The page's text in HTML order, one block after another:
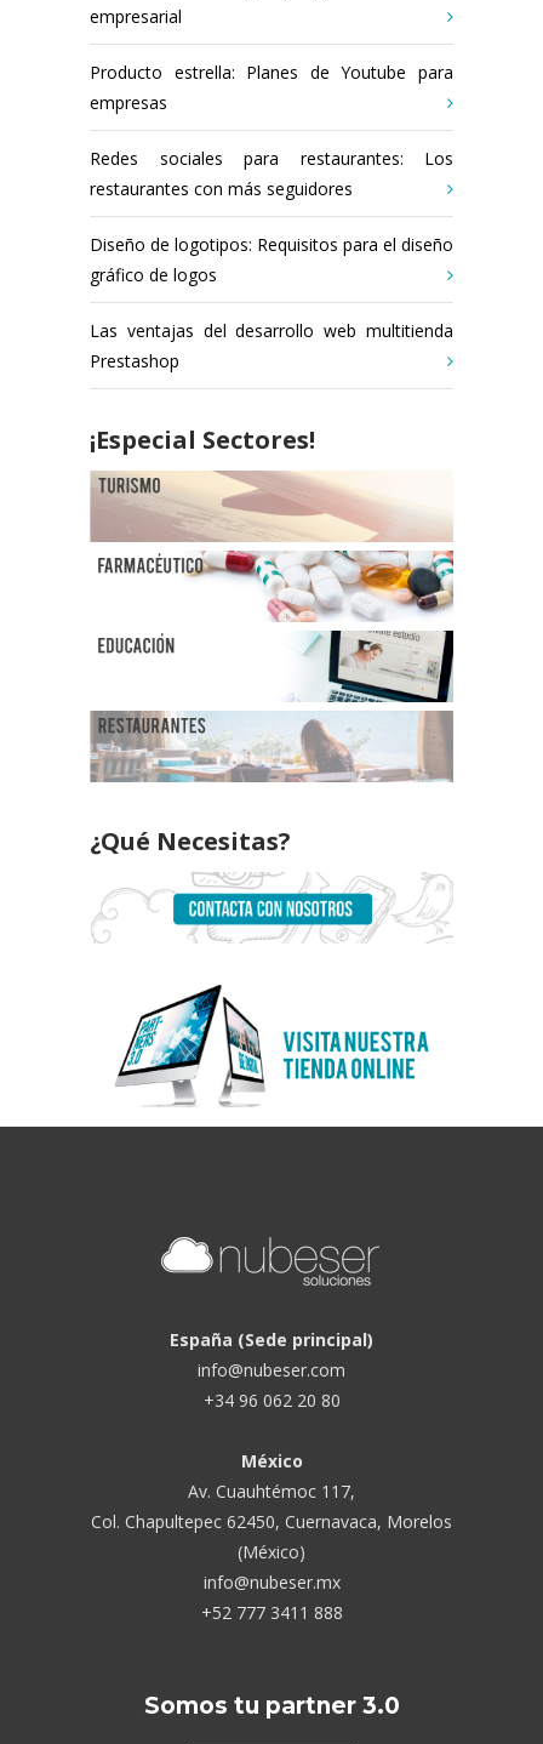
empresarial
Producto estrella: Planes de Youtube para
empresas
Redes sociales para restaurantes: Los
restaurantes con más seguidores
Diseño de logotipos: Requisitos para el diseño
gráfico de logos
Las ventajas del desarrollo web multitienda
Prestashop
¡Especial Sectores!
¿Qué Necesitas?
España (Sede principal)
info@nubeser.com
+34 96 062 20 80
México
Av. Cuauhtémoc 117,
Col. Chapultepec 62450, Cuernavaca, Morelos
(México)
info@nubeser.mx
+52 777 3411 888
Somos tu partner 3.0